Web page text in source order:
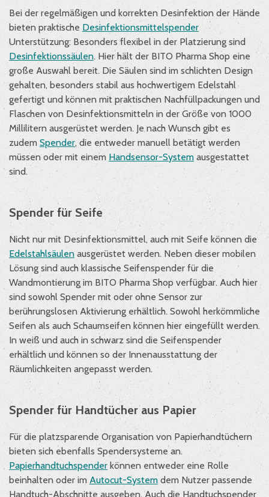
Bei der regelmäßigen und korrekten Desinfektion der Hände
bieten praktische Desinfektionsmittelspender
Unterstützung: Besonders flexibel in der Platzierung sind
Desinfektionssäulen. Hier hält der BITO Pharma Shop eine
große Auswahl bereit. Die Säulen sind im schlichten Design
gehalten, besonders stabil aus hochwertigem Edelstahl
gefertigt und können mit praktischen Nachfüllpackungen und
Flaschen von Desinfektionsmitteln in der Größe von 1000
Millilitern ausgerüstet werden. Je nach Wunsch gibt es
zudem Spender, die entweder manuell betätigt werden
müssen oder mit einem Handsensor-System ausgestattet
sind.
Spender für Seife
Nicht nur mit Desinfektionsmittel, auch mit Seife können die
Edelstahlsäulen ausgerüstet werden. Neben dieser mobilen
Lösung sind auch klassische Seifenspender für die
Wandmontierung im BITO Pharma Shop verfügbar. Auch hier
sind sowohl Spender mit oder ohne Sensor zur
berührungslosen Aktivierung erhältlich. Sowohl herkömmliche
Seifen als auch Schaumseifen können hier eingefüllt werden.
In weiß und auch in schwarz sind die Seifenspender
erhältlich und können so der Innenausstattung der
Räumlichkeiten angepasst werden.
Spender für Handtücher aus Papier
Für die platzsparende Organisation von Papierhandtüchern
bieten sich ebenfalls Spendersysteme an.
Papierhandtuchspender können entweder eine Rolle
beinhalten oder im Autocut-System dem Nutzer passende
Handtuch-Abschnitte ausgeben. Auch die Handtuchspender